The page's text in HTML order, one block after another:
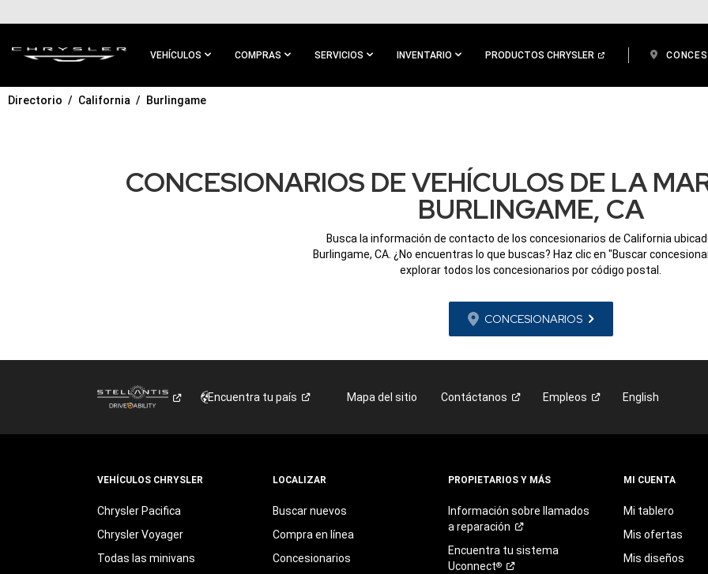
CONTENIDO
VEHÍCULOS COMPRAS SERVICIOS INVENTARIO PRODUCTOS CHRYSLER
IR A
Directorio California Burlingame
CONCESIONARIOS DE VEHÍCULOS DE LA
BURLINGAME, CA
Busca la información de contacto de los concesionarios de California
Burlingame, CA. ¿No encuentras lo que buscas? Haz clic en "Buscar
explorar todos los concesionarios por código postal.
CONCESIONARIOS
Encuentra tu país Mapa del sitio Contáctanos Empleos English
VEHÍCULOS CHRYSLER
Chrysler Pacifica
Chrysler Voyager
Todas las minivans
LOCALIZAR
Buscar nuevos
Compra en línea
Concesionarios
PROPIETARIOS Y MÁS
Información sobre llamados
a reparación
Encuentra tu sistema
Uconnect®
MI CUENTA
Mi tablero
Mis ofertas
Mis diseños